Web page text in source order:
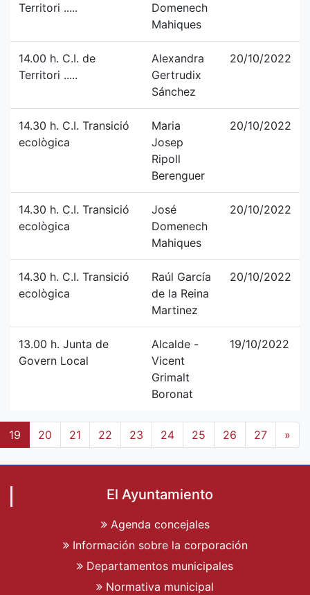
Territori .....
Domenech
Mahiques
14.00 h. C.I. de
Territori .....
Alexandra
Gertrudix
Sánchez
20/10/2022
14.30 h. C.I. Transició
ecològica
Maria
Josep
Ripoll
Berenguer
20/10/2022
14.30 h. C.I. Transició
ecològica
José
Domenech
Mahiques
20/10/2022
14.30 h. C.I. Transició
ecològica
Raúl García
de la Reina
Martinez
20/10/2022
13.00 h. Junta de
Govern Local
Alcalde -
Vicent
Grimalt
Boronat
19/10/2022
19 20 21 22 23 24 25 26 27 »
El Ayuntamiento
Agenda concejales
Información sobre la corporación
Departamentos municipales
Normativa municipal